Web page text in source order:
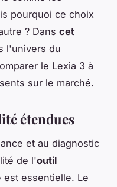
pourquoi ce choix
? Dans cet
l'univers du
le Lexia 3 à
sur le marché.
étendues
et au diagnostic
de l'outil
est essentielle. Le